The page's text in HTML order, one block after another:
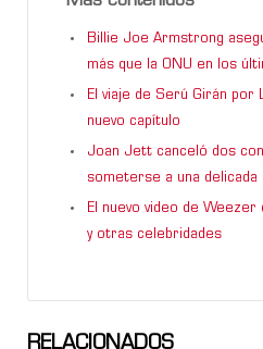
Billie Joe Armstrong
más que la ONU en los
El viaje de Serú Girán por
nuevo capítulo
Joan Jett canceló dos
someterse a una delicada
El nuevo video de Weezer
y otras celebridades
RELACIONADOS